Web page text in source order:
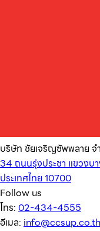
บริษัท ชัยเจริญซัพพลาย จ
34 ถนนรุ่งประชา แขวงบ
ประเทศไทย 10700
Follow us
โทร: 02-434-4555
อีเมล: info@ccsup.co.th